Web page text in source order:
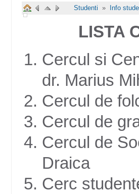
Studenti » Info
LISTA
Cercul si
dr. Marius
Cercul de
Cercul de
Cercul de
Draica
Cerc